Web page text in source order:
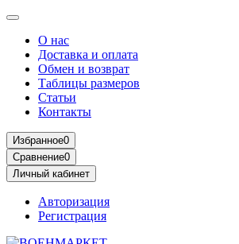
О нас
Доставка и оплата
Обмен и возврат
Таблицы размеров
Статьи
Контакты
Избранное0
Сравнение0
Личный кабинет
Авторизация
Регистрация